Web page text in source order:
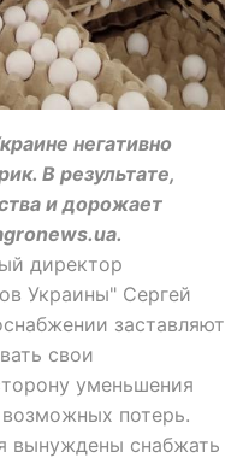
негативно
В результате,
и дорожает
директор
Украины" Сергей
заставляют
свои
уменьшения
потерь.
вынуждены снабжать